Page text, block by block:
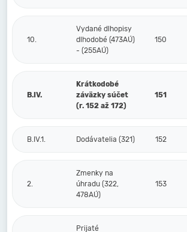
10.
Vydané dlhopisy
dlhodobé (473AÚ)
- (255AÚ)
150
B.IV.
Krátkodobé
záväzky súčet
(r. 152 až 172)
151
B.IV.1. Dodávatelia (321) 152
2.
Zmenky na
úhradu (322,
478AÚ)
153
Prijaté